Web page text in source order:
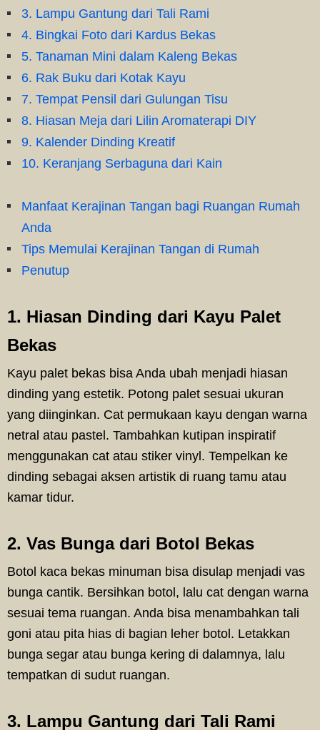
3. Lampu Gantung dari Tali Rami
4. Bingkai Foto dari Kardus Bekas
5. Tanaman Mini dalam Kaleng Bekas
6. Rak Buku dari Kotak Kayu
7. Tempat Pensil dari Gulungan Tisu
8. Hiasan Meja dari Lilin Aromaterapi DIY
9. Kalender Dinding Kreatif
10. Keranjang Serbaguna dari Kain
Manfaat Kerajinan Tangan bagi Ruangan Rumah
Anda
Tips Memulai Kerajinan Tangan di Rumah
Penutup
1. Hiasan Dinding dari Kayu Palet
Bekas
Kayu palet bekas bisa Anda ubah menjadi hiasan
dinding yang estetik. Potong palet sesuai ukuran
yang diinginkan. Cat permukaan kayu dengan warna
netral atau pastel. Tambahkan kutipan inspiratif
menggunakan cat atau stiker vinyl. Tempelkan ke
dinding sebagai aksen artistik di ruang tamu atau
kamar tidur.
2. Vas Bunga dari Botol Bekas
Botol kaca bekas minuman bisa disulap menjadi vas
bunga cantik. Bersihkan botol, lalu cat dengan warna
sesuai tema ruangan. Anda bisa menambahkan tali
goni atau pita hias di bagian leher botol. Letakkan
bunga segar atau bunga kering di dalamnya, lalu
tempatkan di sudut ruangan.
3. Lampu Gantung dari Tali Rami